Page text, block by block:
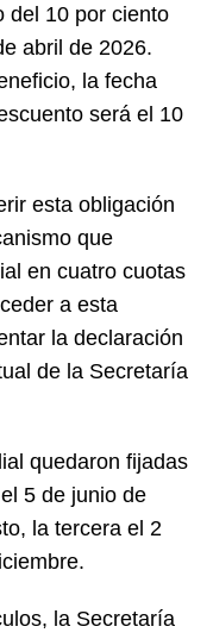
del 10 por ciento
abril de 2026.
la fecha
será el 10
esta obligación
que
en cuatro cuotas
a esta
la declaración
de la Secretaría
quedaron fijadas
5 de junio de
la tercera el 2
la Secretaría